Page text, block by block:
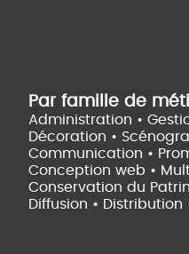
Par famille de
Administration •
Décoration •
Communication •
Conception web •
Conservation du
Diffusion •